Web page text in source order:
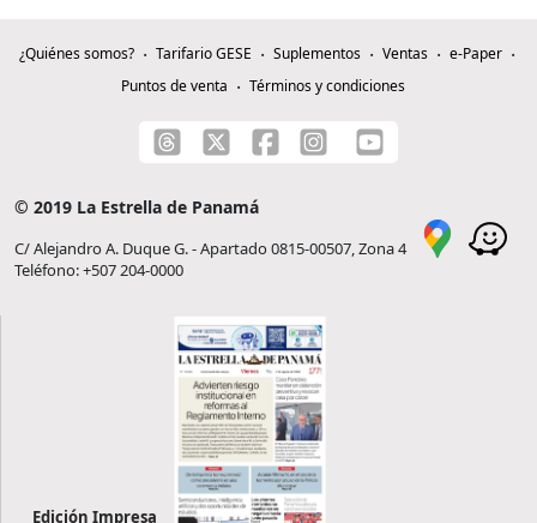
¿Quiénes somos? Tarifario GESE Suplementos Ventas
e-Paper
Puntos de venta
Términos y condiciones
© 2019 La Estrella de Panamá
C/ Alejandro A. Duque G. - Apartado 0815-00507, Zona 4
Teléfono: +507 204-0000
Edición Impresa